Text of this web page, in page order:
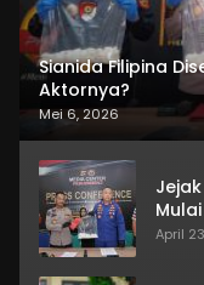
Sianida Filipina
Aktornya?
Mei 6, 2026
April